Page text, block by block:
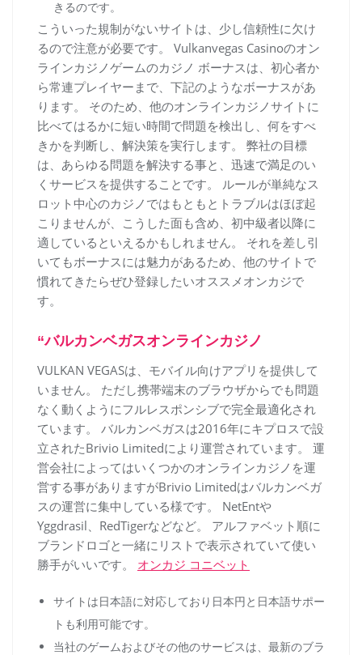
きるのです。
こういった規制がないサイトは、少し信頼性に欠け
るので注意が必要です。 Vulkanvegas Casinoのオン
ラインカジノゲームのカジノ ボーナスは、初心者か
ら常連プレイヤーまで、下記のようなボーナスがあ
ります。 そのため、他のオンラインカジノサイトに
比べてはるかに短い時間で問題を検出し、何をすべ
きかを判断し、解決策を実行します。 弊社の目標
は、あらゆる問題を解決する事と、迅速で満足のい
くサービスを提供することです。 ルールが単純なス
ロット中心のカジノではもともとトラブルはほぼ起
こりませんが、こうした面も含め、初中級者以降に
適しているといえるかもしれません。 それを差し引
いてもボーナスには魅力があるため、他のサイトで
慣れてきたらぜひ登録したいオススメオンカジで
す。
“バルカンベガスオンラインカジノ
VULKAN VEGASは、モバイル向けアプリを提供して
いません。 ただし携帯端末のブラウザからでも問題
なく動くようにフルレスポンシブで完全最適化され
ています。 バルカンベガスは2016年にキプロスで設
立されたBrivio Limitedにより運営されています。 運
営会社によってはいくつかのオンラインカジノを運
営する事がありますがBrivio Limitedはバルカンベガ
スの運営に集中している様です。 NetEntや
Yggdrasil、RedTigerなどなど。 アルファベット順に
ブランドロゴと一緒にリストで表示されていて使い
勝手がいいです。 オンカジ コニベット
サイトは日本語に対応しており日本円と日本語サポー
トも利用可能です。
当社のゲームおよびその他のサービスは、最新のブラ